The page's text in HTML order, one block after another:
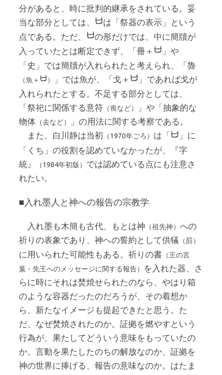
分があると、時に批判的継承をされている。妥
当な部分としては、
は「祭器の表示」という
点である。ただ、
の形だけでは、中に簡牘が
入っていたとは断定できず、「冊＋
」や
「史」では簡牘が入れられたと考えられ、「魯
（魚＋ ） 」では魚が、「戈＋
」であれば戈が
入れられたとする。不足する部分としては、
「祭祀に関係する意符 （喪など）
」や「抽象的な
物体 （去など）
」の用法に関する考察である。
また、白川静は当初 （1970年ごろ） は「
」に
「くち」の役割を認めていなかったが、『字
統』
（1984年初版） では認めている点にも注意さ
れたい。
■入れ墨人と神への報告の宗教学
入れ墨も木簡も古代、もとは神 （祖先神） への
祈りの表象であり、神への誓約として供犠 （罰）
に用いられた可能性もある。 祈
・
り
・
の書 （王の言
葉・先王へのメッセージに関する報告）
を入れた器、さ
らに時にそれは焚焼せられたのなら、やはり箱
のような容器だったのだろうが、その着想か
ら、新たなイメージも提起できたと思う。た
だ、なぜ焚焼されたのか。証拠を燃やすという
行為が、果たしてどういう意味をもっていたの
か。言動を果たしたのちの解放なのか、証拠を
神の世界に捧げる、報告の意味なのか。はたま